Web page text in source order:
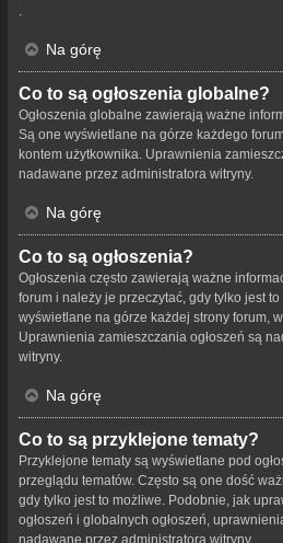
Na górę
Co to są ogłoszenia globalne?
Ogłoszenia globalne zawierają ważne
Są one wyświetlane na górze każdego
kontem użytkownika. Uprawnienia
nadawane przez administratora witryny.
Na górę
Co to są ogłoszenia?
Ogłoszenia często zawierają ważne
forum i należy je przeczytać, gdy tylko jest
wyświetlane na górze każdej strony forum, w
Uprawnienia zamieszczania ogłoszeń są
witryny.
Na górę
Co to są przyklejone tematy?
Przyklejone tematy są wyświetlane pod
przeglądu tematów. Często są one dość
gdy tylko jest to możliwe. Podobnie, jak
ogłoszeń i globalnych ogłoszeń,
nadawane przez administratora witryny.